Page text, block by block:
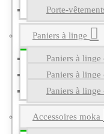
Porte-
Paniers à linge
Paniers à linge
Paniers à linge
Paniers à
Accessoires moka